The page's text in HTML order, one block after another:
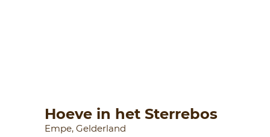
Hoeve in het Sterrebos
Empe, Gelderland